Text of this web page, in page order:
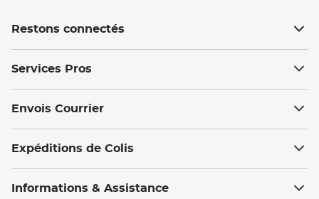
Restons connectés
Services Pros
Envois Courrier
Expéditions de Colis
Informations & Assistance